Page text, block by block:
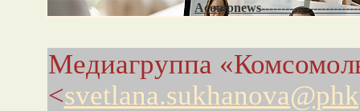
Медиагруппа
<